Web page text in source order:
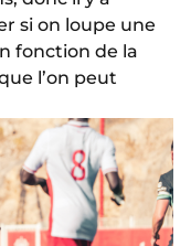
si on loupe une
fonction de la
l’on peut